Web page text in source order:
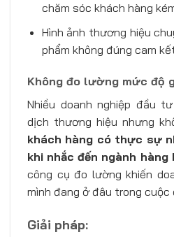
chăm sóc khách hàng
Hình ảnh thương hiệu
phẩm không đúng cam
Không đo lường mức độ
Nhiều doanh nghiệp đầu
dịch thương hiệu nhưng
khách hàng có thực sự
khi nhắc đến ngành hàng
công cụ đo lường khiến
mình đang ở đâu trong cuộc
Giải pháp: